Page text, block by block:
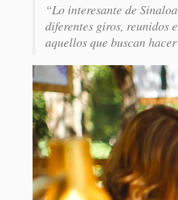
“Lo interesante de
diferentes giros, reunidos
aquellos que buscan